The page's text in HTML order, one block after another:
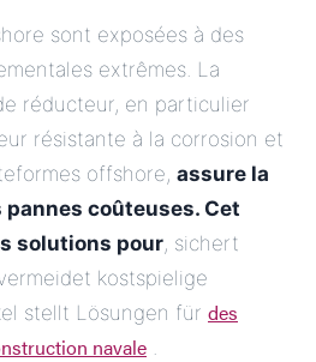
sont exposées à des
extrêmes. La
réducteur, en particulier
résistante à la corrosion et
offshore, assure la
coûteuses. Cet
solutions pour, sichert
kostspielige
stellt Lösungen für des
navale .